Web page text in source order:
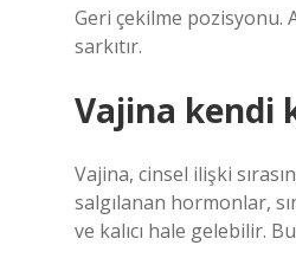
Geri çekilme pozisyonu.
sarkıtır.
Vajina kendi
Vajina, cinsel ilişki
salgılanan hormonlar,
ve kalıcı hale gelebilir.